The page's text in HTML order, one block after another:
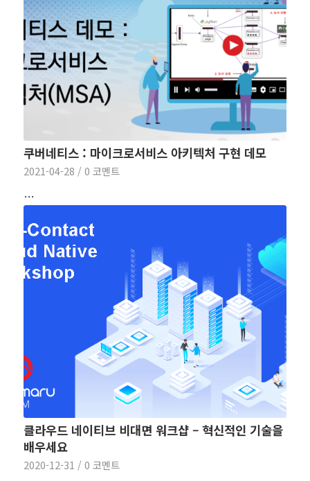
쿠버네티스 : 마이크로서비스 아키텍처 구현 데모
2021-04-28 / 0 코멘트
…
클라우드 네이티브 비대면 워크샵 – 혁신적인 기술을
배우세요
2020-12-31 / 0 코멘트